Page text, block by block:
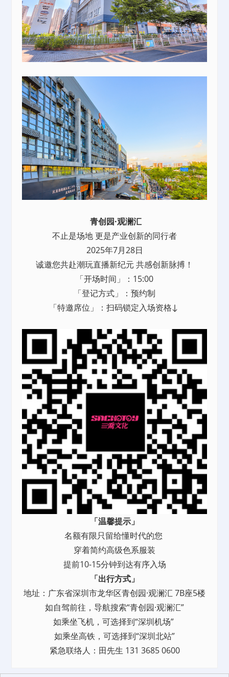
青创园·观澜汇
不止是场地 更是产业创新的同行者
2025年7月28日
诚邀您共赴潮玩直播新纪元 共感创新脉搏！
「开场时间」：15:00
「登记方式」：预约制
「特邀席位」：扫码锁定入场资格↓
「温馨提示」
‍名额有限只留给懂时代的您
穿着简约高级色系服装
提前10-15分钟到达有序入场
「出行方式」
地址：广东省深圳市龙华区青创园·观澜汇 7B座5楼
如自驾前往，导航搜索“青创园·观澜汇”
如乘坐飞机，可选择到“深圳机场”
如乘坐高铁，可选择到“深圳北站”
紧急联络人：田先生 131 3685 0600